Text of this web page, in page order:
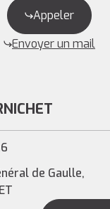
Appeler
Envoyer un mail
de Gaulle,